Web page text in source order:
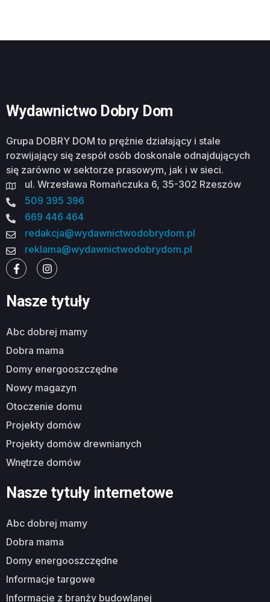
Wydawnictwo Dobry Dom
Grupa DOBRY DOM to prężnie działający i stale
rozwijający się zespół osób doskonale odnajdujących
się zarówno w sektorze prasowym, jak i w sieci.
ul. Wrzesława Romańczuka 6, 35-302 Rzeszów
509 395 396
669 446 464
redakcja@wydawnictwodobrydom.pl
reklama@wydawnictwodobrydom.pl
Nasze tytuły
abc dobrej mamy
dobra mama
domy energooszczędne
nowy magazyn
otoczenie domu
projekty domów
projekty domów drewnianych
wnętrze domów
Nasze tytuły internetowe
abc dobrej mamy
dobra mama
domy energooszczędne
informacje targowe
informacje z branży budowlanej